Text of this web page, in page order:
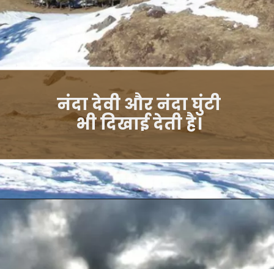
नंदा देवी और नंदा घुंटी
भी दिखाई देती है।